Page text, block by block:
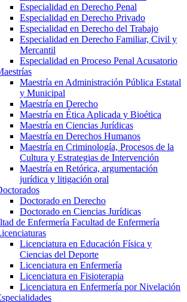
Especialidad en Derecho Penal
Especialidad en Derecho Privado
Especialidad en Derecho del Trabajo
Especialidad en Derecho Familiar, Civil y
Mercantil
Especialidad en Proceso Penal Acusatorio
Maestría en Administración Pública Estatal
y Municipal
Maestría en Derecho
Maestría en Ética Aplicada y Bioética
Maestría en Ciencias Jurídicas
Maestría en Derechos Humanos
Maestría en Criminología, Procesos de la
Cultura y Estrategias de Intervención
Maestría en Retórica, argumentación
jurídica y litigación oral
Doctorado en Derecho
Doctorado en Ciencias Jurídicas
Facultad de Enfermería
Licenciatura en Educación Física y
Ciencias del Deporte
Licenciatura en Enfermería
Licenciatura en Fisioterapia
Licenciatura en Enfermería por Nivelación